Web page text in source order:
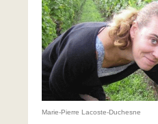
Marie-Pierre Lacoste-Duchesne